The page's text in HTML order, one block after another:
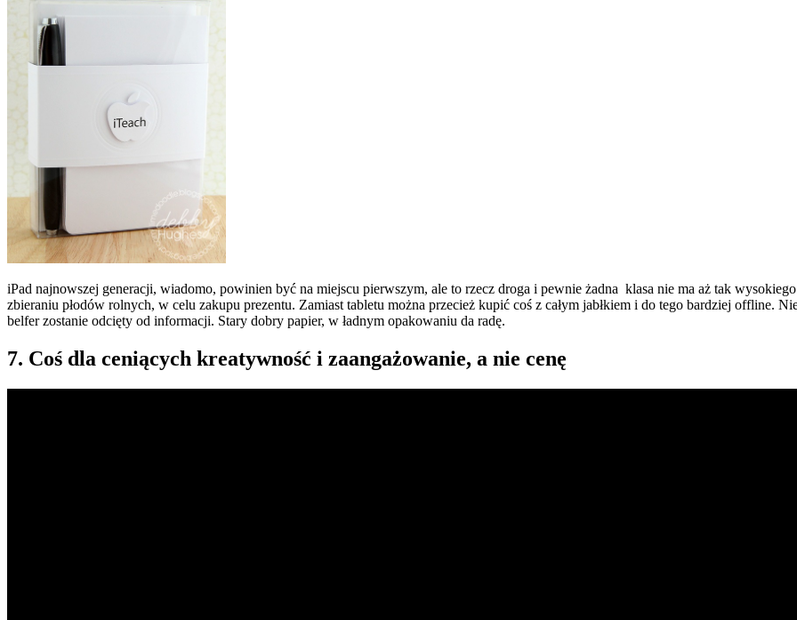
iPad najnowszej generacji, wiadomo, powinien być na miejscu pierwszym, ale to rzecz droga i pewnie żadna klasa nie ma aż tak
zbieraniu płodów rolnych, w celu zakupu prezentu. Zamiast tabletu można przecież kupić coś z całym jabłkiem i do tego bardziej offline.
belfer zostanie odcięty od informacji. Stary dobry papier, w ładnym opakowaniu da radę.
7. Coś dla ceniących kreatywność i zaangażowanie, a nie cenę